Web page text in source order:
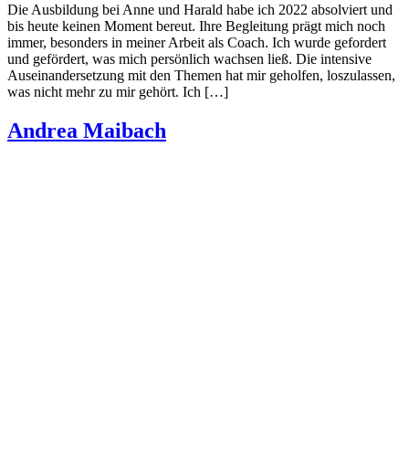
Die Ausbildung bei Anne und Harald habe ich 2022 absolviert und
bis heute keinen Moment bereut. Ihre Begleitung prägt mich noch
immer, besonders in meiner Arbeit als Coach. Ich wurde gefordert
und gefördert, was mich persönlich wachsen ließ. Die intensive
Auseinandersetzung mit den Themen hat mir geholfen, loszulassen,
was nicht mehr zu mir gehört. Ich […]
Andrea Maibach